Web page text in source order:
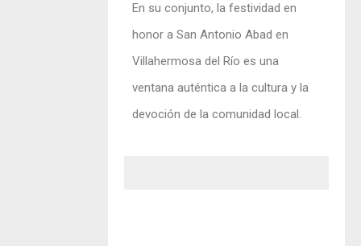
En su conjunto, la festividad en
honor a San Antonio Abad en
Villahermosa del Río es una
ventana auténtica a la cultura y la
devoción de la comunidad local.